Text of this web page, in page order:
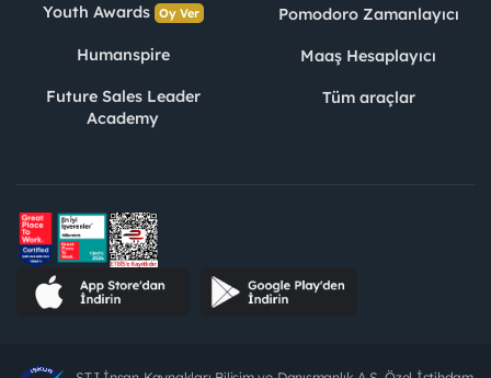
Youth Awards Oy Ver
Humanspire
Future Sales Leader
Academy
Pomodoro Zamanlayıcı
Maaş Hesaplayıcı
Tüm araçlar